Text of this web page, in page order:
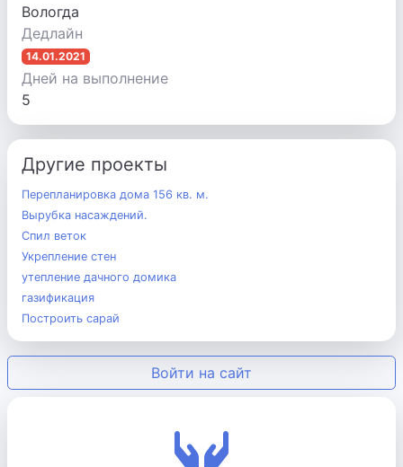
Вологда
Дедлайн
14.01.2021
Дней на выполнение
5
Другие проекты
Перепланировка дома 156 кв. м.
Вырубка насаждений.
Спил веток
Укрепление стен
утепление дачного домика
газификация
Построить сарай
Войти на сайт